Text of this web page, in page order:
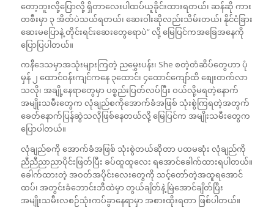
တော့ဘူးလို့ပြောလို့ ရှိတာလေးပါထပ်ယူခိုင်းထားရတယ်၊ ဆန်ဆို ကား
တစီးမှာ ၃ အိတ်ပဲသယ်ရတယ်၊ ဆေးဝါးဆိုလည်းသိမ်းတယ်၊ နိုင်ငံခြား
ဆေးမပြောနဲ့ တိုင်းရင်းဆေးတွေရောပဲ” လို့ မြေပြင်ကအခြေအနေကို
ပြောပြပါတယ်။
ကနီဒေသမှာအသုံးများကြတဲ့ ညမွှေးပန်း၊ She စတဲ့တံဆိပ်တွေဟာ ပုံ
မှန် ၂ ထောင်ဝန်းကျင်ကနေ ၃ထောင်၊ ၄ထောင်ကျော်ထိ စျေးတက်လာ
သလို၊ အချို့နေရာတွေမှာ ပစ္စည်းပြတ်လပ်ပြီး ဝယ်လို့မရတဲ့နောက်
အမျိုးသမီးတွေက လုံချည်စကိုအောက်ခံအဖြစ် သုံးစွဲကြရတဲ့အတွက်
ခေတ်နောက်ပြန်ဆွဲသလိုဖြစ်နေတယ်လို့ မြေပြင်က အမျိုးသမီးတွေက
ပြောပါတယ်။
လုံချည်စကို အောက်ခံအဖြစ် သုံးစွဲတယ်ဆိုတာ ပထမဆုံး လုံချည်ကို
ညီညီညာညာပိုင်းဖြတ်ပြီး ခပ်ထူထူလေး ရအောင်ခေါက်ထားရပါတယ်။
ခေါက်ထားတဲ့ အဝတ်အပိုင်းလေးတွေကို သင့်တော်တဲ့အထူရအောင်
ထပ်၊ အတွင်းခံဘောင်းဘီထဲမှာ တွယ်ချိတ်နဲ့ မြဲအောင်ချိတ်ပြီး
အမျိုးသမီးလစဉ်သုံးကပ်ခွာနေရာမှာ အစားထိုးရတာ ဖြစ်ပါတယ်။